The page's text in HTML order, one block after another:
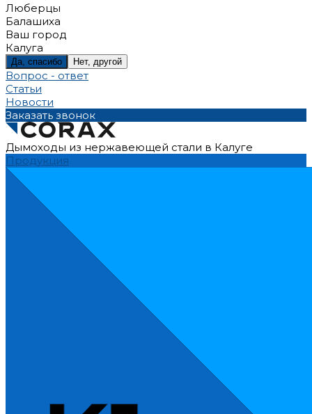
Люберцы
Балашиха
Ваш город
Калуга
Да, спасибо Нет, другой
Вопрос - ответ
Статьи
Новости
Заказать звонок
Дымоходы из нержавеющей стали в Калуге
Продукция